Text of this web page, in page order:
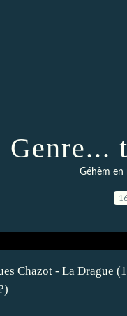
Genre...
Géhèm en
Chazot - La Drague